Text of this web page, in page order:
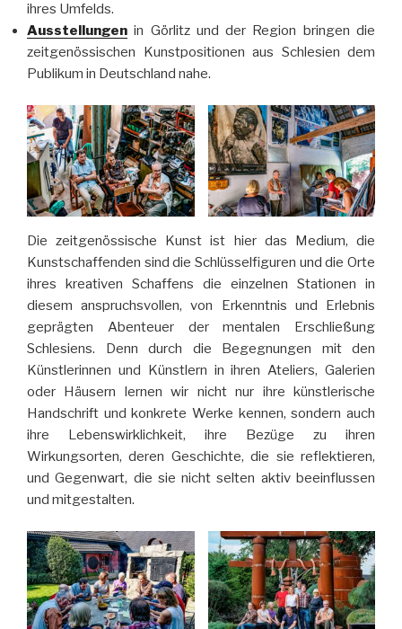
ihres Umfelds.
Ausstellungen in Görlitz und der Region bringen die
zeitgenössischen Kunstpositionen aus Schlesien dem
Publikum in Deutschland nahe.
Die zeitgenössische Kunst ist hier das Medium, die
Kunstschaffenden sind die Schlüsselfiguren und die Orte
ihres kreativen Schaffens die einzelnen Stationen in
diesem anspruchsvollen, von Erkenntnis und Erlebnis
geprägten Abenteuer der mentalen Erschließung
Schlesiens. Denn durch die Begegnungen mit den
Künstlerinnen und Künstlern in ihren Ateliers, Galerien
oder Häusern lernen wir nicht nur ihre künstlerische
Handschrift und konkrete Werke kennen, sondern auch
ihre Lebenswirklichkeit, ihre Bezüge zu ihren
Wirkungsorten, deren Geschichte, die sie reflektieren,
und Gegenwart, die sie nicht selten aktiv beeinflussen
und mitgestalten.